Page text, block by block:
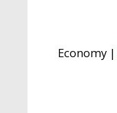
Economy |